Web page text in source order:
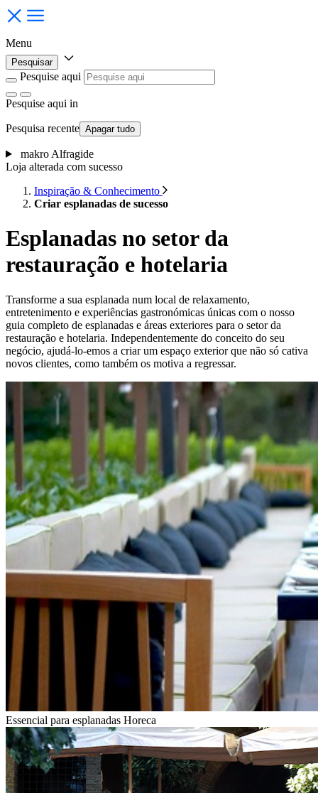
Menu
Pesquisar
Pesquise aqui
Pesquise aqui in
Pesquisa recente Apagar tudo
makro Alfragide
Loja alterada com sucesso
Inspiração & Conhecimento
Criar esplanadas de sucesso
Esplanadas no setor da
restauração e hotelaria
Transforme a sua esplanada num local de relaxamento,
entretenimento e experiências gastronómicas únicas com o nosso
guia completo de esplanadas e áreas exteriores para o setor da
restauração e hotelaria. Independentemente do conceito do seu
negócio, ajudá-lo-emos a criar um espaço exterior que não só cativa
novos clientes, como também os motiva a regressar.
Essencial para esplanadas Horeca